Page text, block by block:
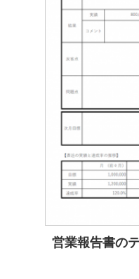
営業報告書の